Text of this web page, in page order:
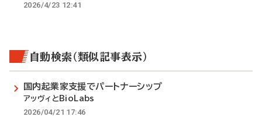
2026/4/23 12:41
自動検索（類似記事表示）
国内起業家支援でパートナーシップ
アッヴィとBioLabs
2026/04/21 17:46